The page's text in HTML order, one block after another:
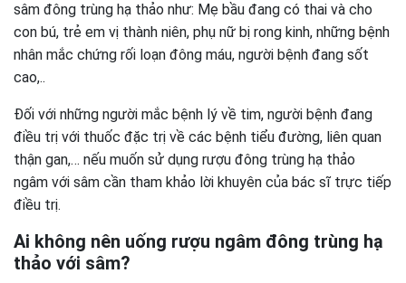
sâm đông trùng hạ thảo như: Mẹ bầu đang có thai và cho
con bú, trẻ em vị thành niên, phụ nữ bị rong kinh, những bệnh
nhân mắc chứng rối loạn đông máu, người bệnh đang sốt
cao,..
Đối với những người mắc bệnh lý về tim, người bệnh đang
điều trị với thuốc đặc trị về các bệnh tiểu đường, liên quan
thận gan,… nếu muốn sử dụng rượu đông trùng hạ thảo
ngâm với sâm cần tham khảo lời khuyên của bác sĩ trực tiếp
điều trị.
Ai không nên uống rượu ngâm đông trùng hạ
thảo với sâm?